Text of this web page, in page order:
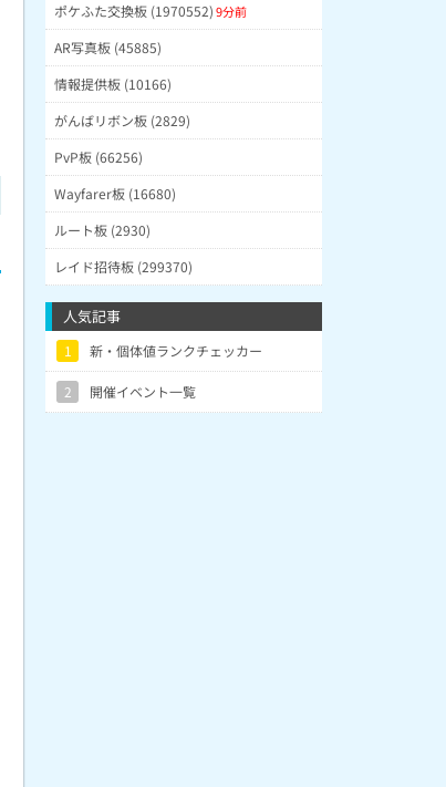
ポケふた交換板 (1970552)9分前
AR写真板 (45885)
情報提供板 (10166)
がんばリボン板 (2829)
PvP板 (66256)
Wayfarer板 (16680)
ルート板 (2930)
レイド招待板 (299370)
人気記事
1 新・個体値ランクチェッカー
2 開催イベント一覧